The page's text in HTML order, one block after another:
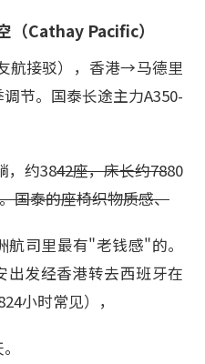
Cathay Pacific）
航接驳），香港→马德里
节。国泰长途主力A350-
，约3842座，床长约7880
国泰的座椅织物质感、
司里最有"老钱感"的。
出发经香港转去西班牙在
小时常见），